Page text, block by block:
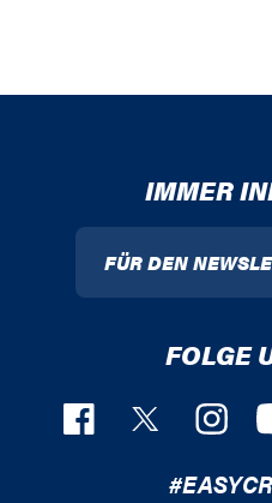
IMMER
FÜR DEN
FOLGE